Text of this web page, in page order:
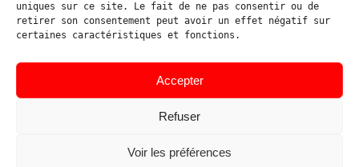
uniques sur ce site. Le fait de ne pas consentir ou de
retirer son consentement peut avoir un effet négatif sur
certaines caractéristiques et fonctions.
Accepter
Refuser
Voir les préférences
Déposer une demande de devis
Accéder au suivi atelier